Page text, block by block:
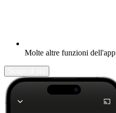
Molte altre funzioni dell'app